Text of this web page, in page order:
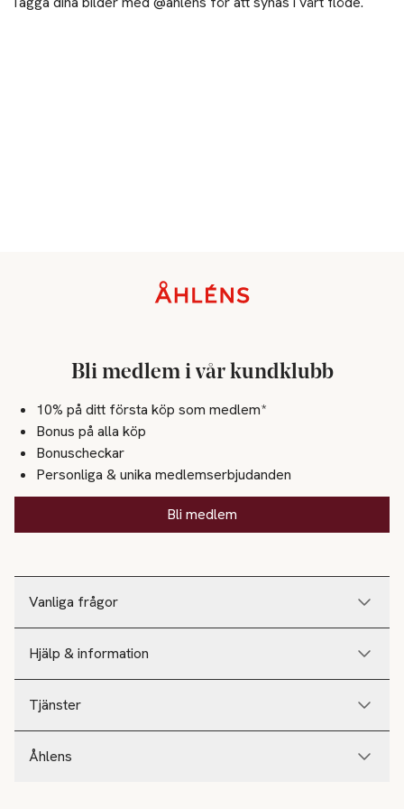
Vanliga frågor
Hjälp & information
Tjänster
Åhlens
Bli medlem i vår kundklubb
10% på ditt första köp som medlem*
Bonus på alla köp
Bonuscheckar
Personliga & unika medlemserbjudanden
Bli medlem